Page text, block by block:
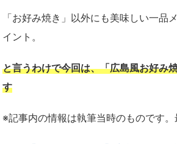
「お好み焼き」以外にも美味しい一
イント。
と言うわけで今回は、「広島風お好み
す
※記事内の情報は執筆当時のものです